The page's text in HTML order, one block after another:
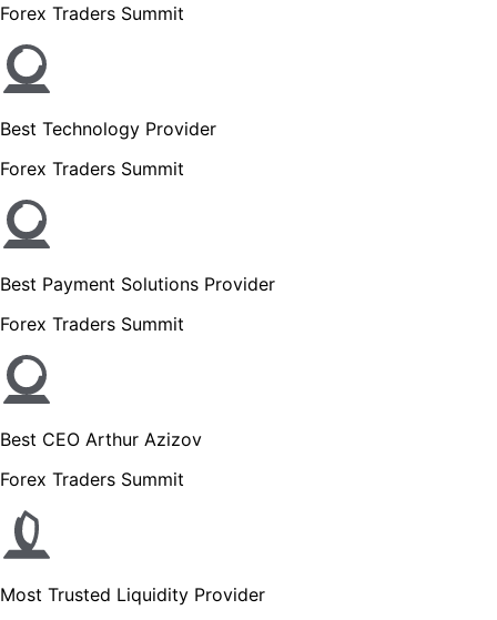
Forex Traders Summit
Best Technology Provider
Forex Traders Summit
Best Payment Solutions Provider
Forex Traders Summit
Best CEO Arthur Azizov
Forex Traders Summit
Most Trusted Liquidity Provider